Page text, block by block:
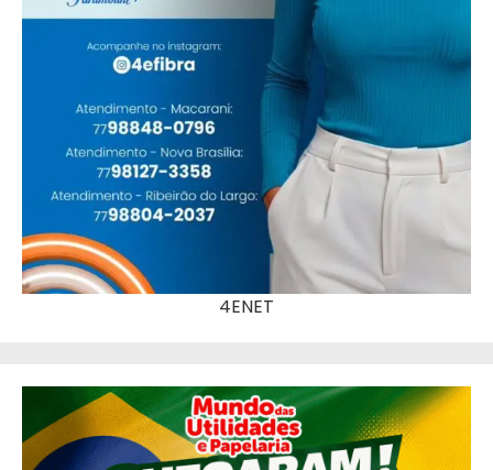
4ENET